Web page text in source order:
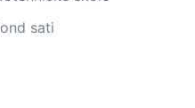
sati